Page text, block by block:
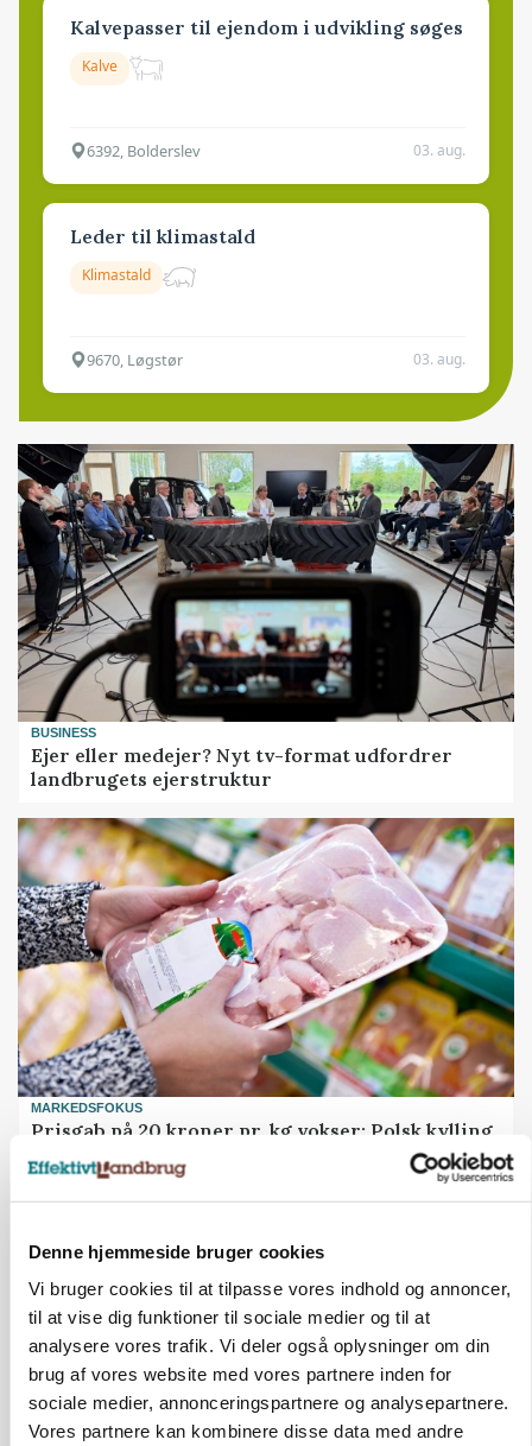
Denne hjemmeside bruger cookies
Vi bruger cookies til at tilpasse vores indhold og annoncer,
til at vise dig funktioner til sociale medier og til at
analysere vores trafik. Vi deler også oplysninger om din
brug af vores website med vores partnere inden for
sociale medier, annonceringspartnere og analysepartnere.
Vores partnere kan kombinere disse data med andre
Kalvepasser til ejendom i udvikling søges
Kalve
6392, Bolderslev 03. aug.
Leder til klimastald
Klimastald
9670, Løgstør 03. aug.
BUSINESS
Ejer eller medejer? Nyt tv-format udfordrer
landbrugets ejerstruktur
MARKEDSFOKUS
Prisgab på 20 kroner pr. kg vokser: Polsk kylling